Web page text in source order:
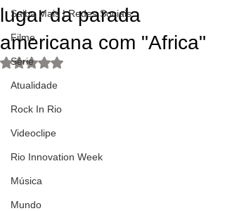
Saiba Mais | Redes Sociais
Filme
Série
Atualidade
Rock In Rio
Videoclipe
Rio Innovation Week
Música
Mundo
lugar da parada
americana com "Africa"
Avaliado com NaN de 5 estrelas.